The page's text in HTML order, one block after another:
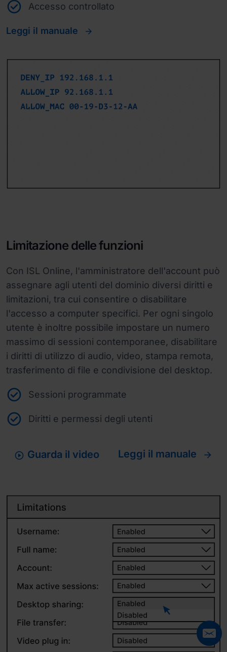
Accesso controllato
Leggi il manuale
Limitazione delle funzioni
Con ISL Online, l'amministratore dell'account può
assegnare agli utenti del dominio diversi diritti e
limitazioni, tra cui consentire o disabilitare
l'accesso a computer specifici. Per ogni singolo
utente è inoltre possibile impostare un numero
massimo di sessioni contemporanee, disabilitare
i diritti di utilizzo di audio, video, stampa remota,
trasferimento di file e condivisione del desktop.
Sessioni programmate
Diritti e permessi degli utenti
 Guarda il video Leggi il manuale